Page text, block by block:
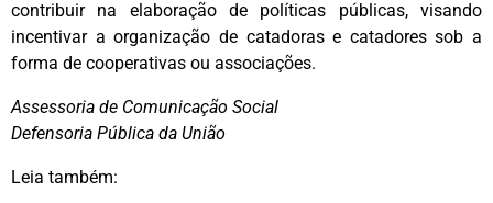
contribuir na elaboração de políticas públicas, visando
incentivar a organização de catadoras e catadores sob a
forma de cooperativas ou associações.
Assessoria de Comunicação Social
Defensoria Pública da União
Leia também: